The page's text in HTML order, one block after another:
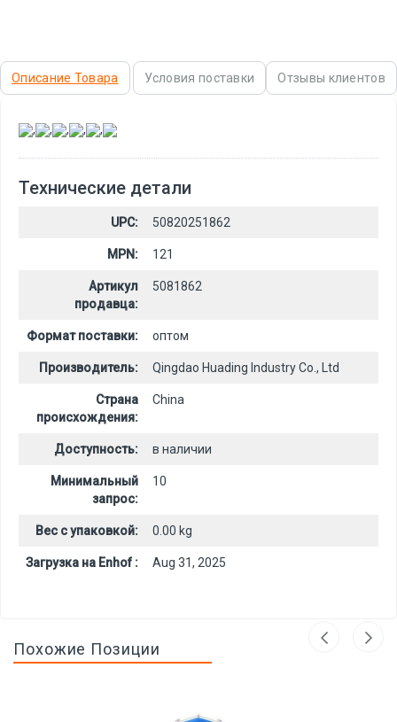
Описание Товара Условия поставки Отзывы клиентов
, , , , ,
Технические детали
UPC: 50820251862
MPN: 121
Артикул
продавца:
5081862
Формат поставки: оптом
Производитель: Qingdao Huading Industry Co., Ltd
Страна
происхождения:
China
Доступность: в наличии
Минимальный
запрос:
10
Вес с упаковкой: 0.00 kg
Загрузка на Enhof : Aug 31, 2025
Похожие Позиции